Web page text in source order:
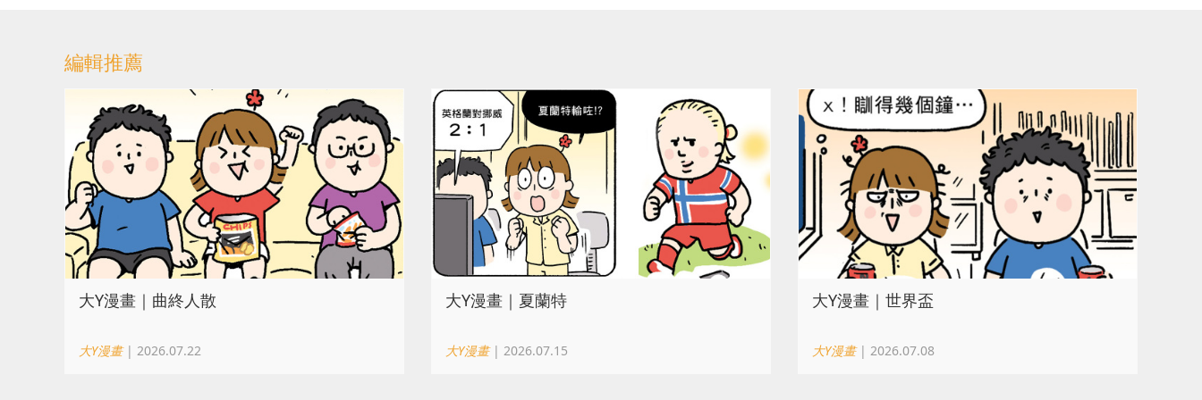
編輯推薦
大Y漫畫｜曲終人散
大Y漫畫| 2026.07.22
大Y漫畫｜夏蘭特
大Y漫畫| 2026.07.15
大Y漫畫｜世界盃
大Y漫畫| 2026.07.08